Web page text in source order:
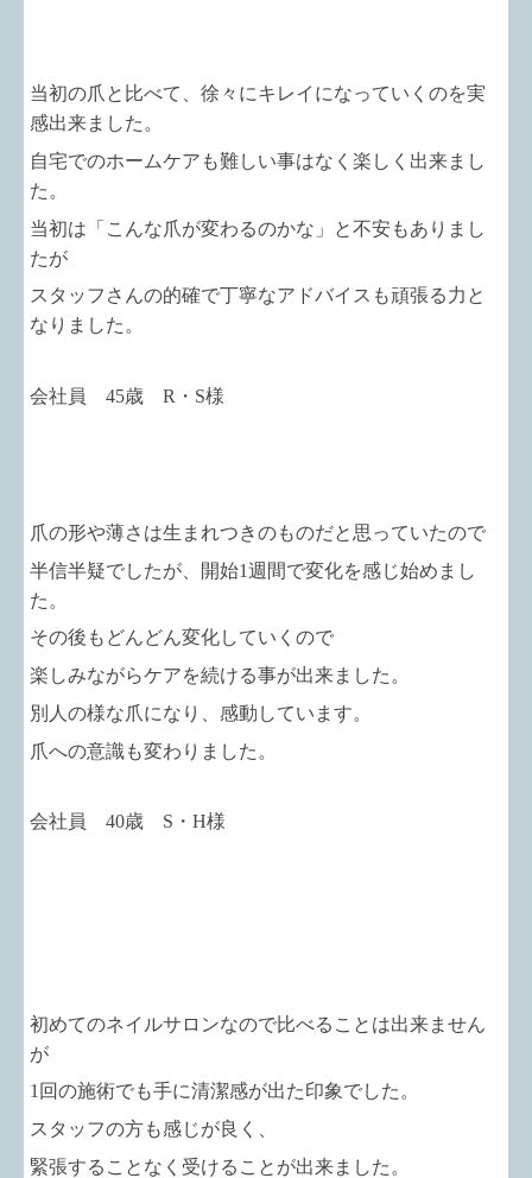
当初の爪と比べて、徐々にキレイになっていくのを実
感出来ました。
自宅でのホームケアも難しい事はなく楽しく出来まし
た。
当初は「こんな爪が変わるのかな」と不安もありまし
たが
スタッフさんの的確で丁寧なアドバイスも頑張る力と
なりました。
会社員 45歳 R・S様
爪の形や薄さは生まれつきのものだと思っていたので
半信半疑でしたが、開始1週間で変化を感じ始めまし
た。
その後もどんどん変化していくので
楽しみながらケアを続ける事が出来ました。
別人の様な爪になり、感動しています。
爪への意識も変わりました。
会社員 40歳 S・H様
初めてのネイルサロンなので比べることは出来ません
が
1回の施術でも手に清潔感が出た印象でした。
スタッフの方も感じが良く、
緊張することなく受けることが出来ました。